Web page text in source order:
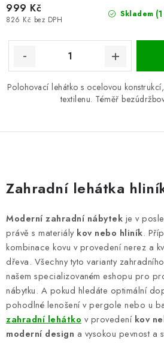
Skladem
826 Kč bez DPH
999 Kč
Polohovací lehátko s ocelovou
textilenu. Téměř
v
l
á
d
a
c
í
p
r
v
k
Zahradní lehátka
Moderní zahradní nábytek je v
právě s materiály kov nebo hliník.
kombinace kovu v provedení nerez a
dřeva. Všechny tyto varianty
našem specializovaném eshopu pro
nábytku. A pokud hledáte optimální
pohodlné lenošení v pergole nebo u
zahradní lehátko v provedení kov
moderní design a vysokou pevnost a